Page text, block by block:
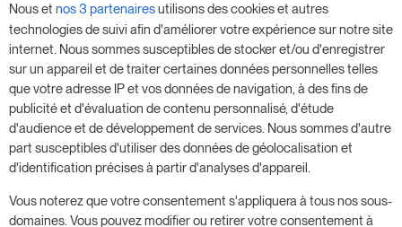
donnez un coup de fouet à votre entreprise,
sans aucune obligation.
Réservez une réunion pour commencer votre
essai gratuit de 14 jours.
Nous et nos 3 partenairesutilisons des cookies et autres
technologies de suivi afin d'améliorer votre expérience sur notre site
internet. Nous sommes susceptibles de stocker et/ou d'enregistrer
sur un appareil et de traiter certaines données personnelles telles
que votre adresse IP et vos données de navigation, à des fins de
publicité et d'évaluation de contenu personnalisé, d'étude
d'audience et de développement de services. Nous sommes d'autre
part susceptibles d'utiliser des données de géolocalisation et
d'identification précises à partir d'analyses d'appareil.
Vous noterez que votre consentement s'appliquera à tous nos sous-
domaines. Vous pouvez modifier ou retirer votre consentement à